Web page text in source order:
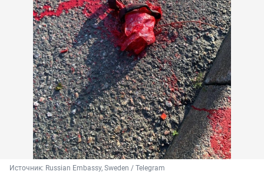
Источник: Russian Embassy, Sweden / Telegram